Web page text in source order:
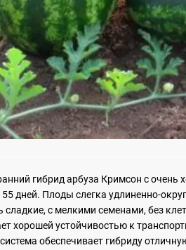
гибрид арбуза Кримсон с очень
55 дней. Плоды слегка удлиненно-
сладкие, с мелкими семенами, без
хорошей устойчивостью к
обеспечивает гибриду